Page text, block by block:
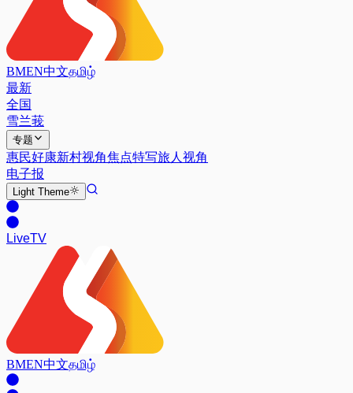
BMEN中文தமிழ்
最新
全国
雪兰莪
专题
惠民好康新村视角焦点特写旅人视角
电子报
Light Theme
LiveTV
BMEN中文தமிழ்